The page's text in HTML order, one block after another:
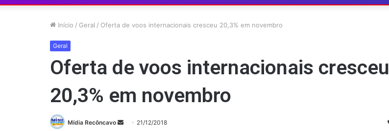
Início / Geral / Oferta de voos internacionais cresceu 20,3% em novembro
Geral
Oferta de voos internacionais cresceu
20,3% em novembro
Mídia Recôncavo
Mande21/12/2018